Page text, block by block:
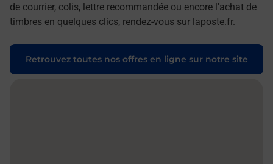
de courrier, colis, lettre recommandée ou encore l'achat de
timbres en quelques clics, rendez-vous sur laposte.fr.
Retrouvez toutes nos offres en ligne sur notre site